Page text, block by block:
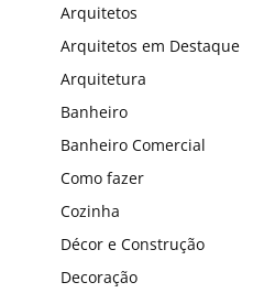
Arquitetos
Arquitetos em Destaque
Arquitetura
Banheiro
Banheiro Comercial
Como fazer
Cozinha
Décor e Construção
Decoração